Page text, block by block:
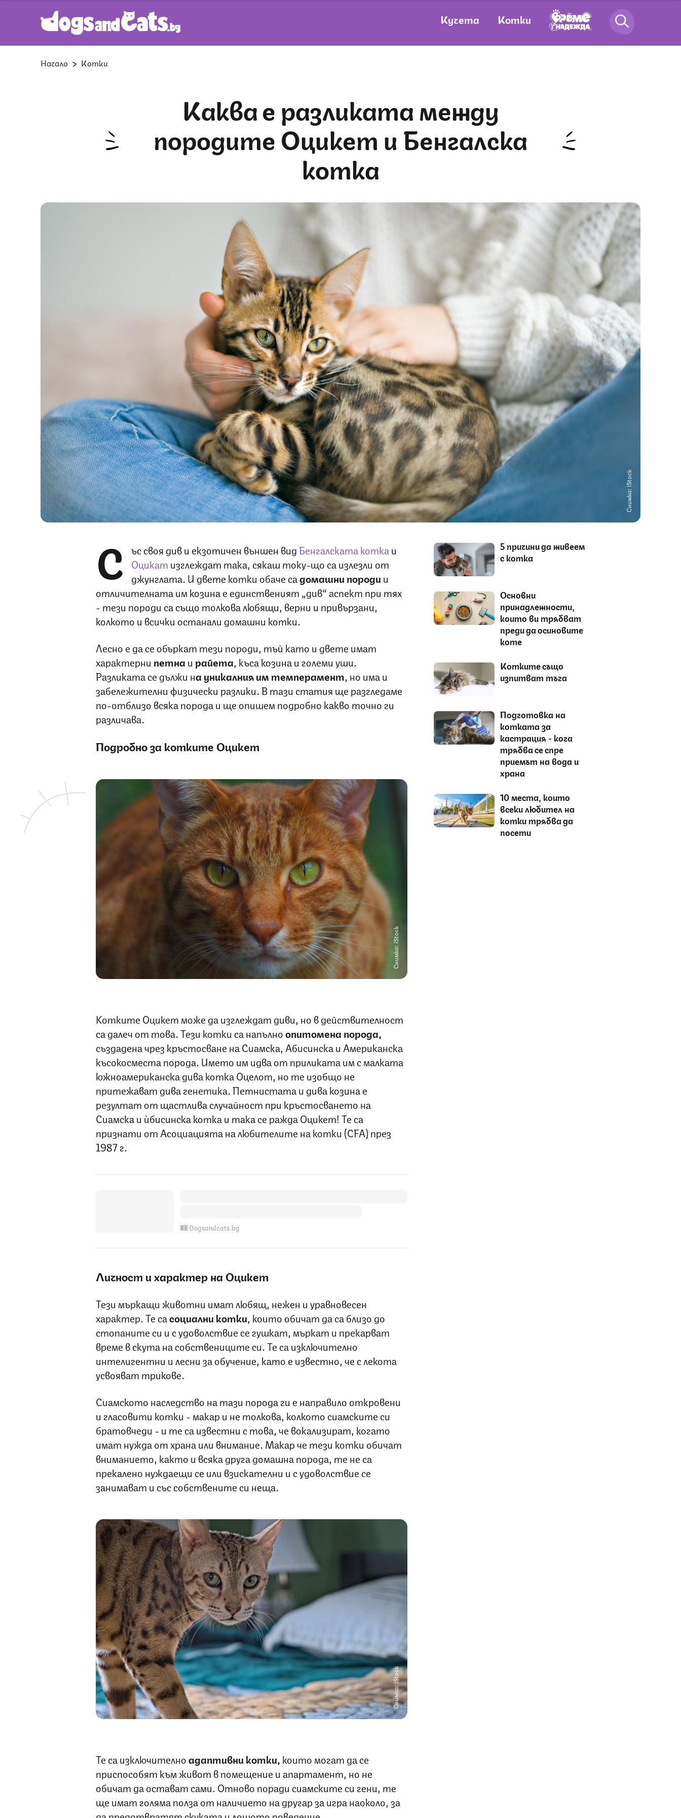
Кучета Котки
Начало Котки
Каква е разликата между
породите Оцикет и Бенгалска
котка
Снимка: iStock
С ъс своя див и екзотичен външен видБенгалската коткаи
Оцикат изглеждат така, сякаш току-що са излезли от
джунглата. И двете котки обаче садомашни породи и
отличителната им козина е единственият „див“ аспект при тях
- тези породи са също толкова любящи, верни и привързани,
колкото и всички останали домашни котки.
Лесно е да се объркат тези породи, тъй като и двете имат
характерни петна и райета, къса козина и големи уши.
Разликата се дължи на уникалния им темперамент, но има и
забележителни физически разлики. В тази статия ще разгледаме
по-отблизо всяка порода и ще опишем подробно какво точно ги
различава.
Подробно за котките Оцикет
Снимка: iStock
Котките Оцикет може да изглеждат диви, но в действителност
са далеч от това. Тези котки са напълноопитомена порода,
създадена чрез кръстосване на Сиамска, Абисинска и Американска
късокосместа порода. Името им идва от приликата им с малката
южноамериканска дива котка Оцелот, но те изобщо не
притежават дива генетика. Петнистата и дива козина е
резултат от щастлива случайност при кръстосването на
Сиамска и ѝбисинска котка и така се ражда Оцикет! Те са
признати от Асоциацията на любителите на котки (CFA) през
1987 г.
Dogsandcats.bg
Личност и характер на Оцикет
Тези мъркащи животни имат любящ, нежен и уравновесен
характер. Те сасоциални котки, които обичат да са близо до
стопаните си и с удоволствие се гушкат, мъркат и прекарват
време в скута на собствениците си. Те са изключително
интелигентни и лесни за обучение, като е известно, че с лекота
усвояват трикове.
Сиамското наследство на тази порода ги е направило откровени
и гласовити котки - макар и не толкова, колкото сиамските си
братовчеди - и те са известни с това, че вокализират, когато
имат нужда от храна или внимание. Макар че тези котки обичат
вниманието, както и всяка друга домашна порода, те не са
прекалено нуждаещи се или взискателни и с удоволствие се
занимават и със собствените си неща.
Снимка: iStock
Те са изключителноадаптивни котки, които могат да се
приспособят към живот в помещение и апартамент, но не
обичат да остават сами. Отново поради сиамските си гени, те
ще имат голяма полза от наличието на другар за игра наоколо, за
5 причини да живеем
с котка
Основни
принадлежности,
които ви трябват
преди да осиновите
коте
Котките също
изпитват тъга
Подготовка на
котката за
кастрация - кога
трябва се спре
приемът на вода и
храна
10 места, които
всеки любител на
котки трябва да
посети